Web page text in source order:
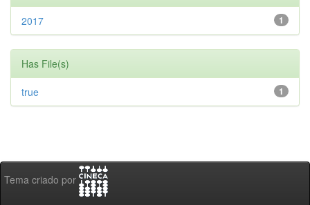
1
2017
Has File(s)
1
true
Tema criado por